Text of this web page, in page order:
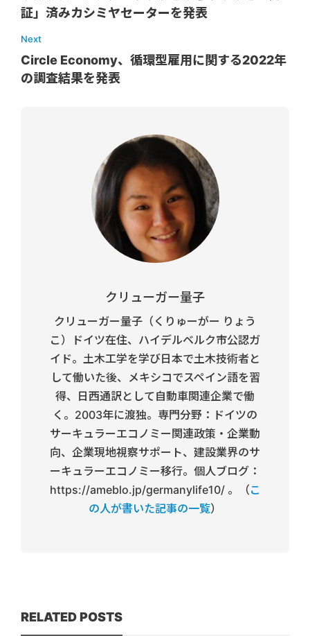
証」済みカシミヤセーターを発表
Next
Circle Economy、循環型雇用に関する2022年
の調査結果を発表
クリューガー量子
クリューガー量子（くりゅーがー りょう
こ）ドイツ在住、ハイデルベルク市公認ガ
イド。土木工学を学び日本で土木技術者と
して働いた後、メキシコでスペイン語を習
得、日西通訳として自動車関連企業で働
く。2003年に渡独。専門分野：ドイツの
サーキュラーエコノミー関連政策・企業動
向、企業現地視察サポート、建設業界のサ
ーキュラーエコノミー移行。個人ブログ：
https://ameblo.jp/germanylife10/ 。（こ
の人が書いた記事の一覧）
RELATED POSTS